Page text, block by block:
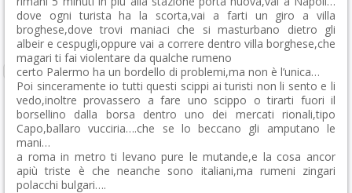
dove ogni turista ha la scorta,vai a farti un giro a villa
broghese,dove trovi maniaci che si masturbano dietro gli
albeir e cespugli,oppure vai a correre dentro villa borghese,che
magari ti fai violentare da qualche rumeno
certo Palermo ha un bordello di problemi,ma non è l’unica…
Poi sinceramente io tutti questi scippi ai turisti non li sento e li
vedo,inoltre provassero a fare uno scippo o tirarti fuori il
borsellino dalla borsa dentro uno dei mercati rionali,tipo
Capo,ballaro vucciria….che se lo beccano gli amputano le
mani…
a roma in metro ti levano pure le mutande,e la cosa ancor
apiù triste è che neanche sono italiani,ma rumeni zingari
polacchi bulgari….